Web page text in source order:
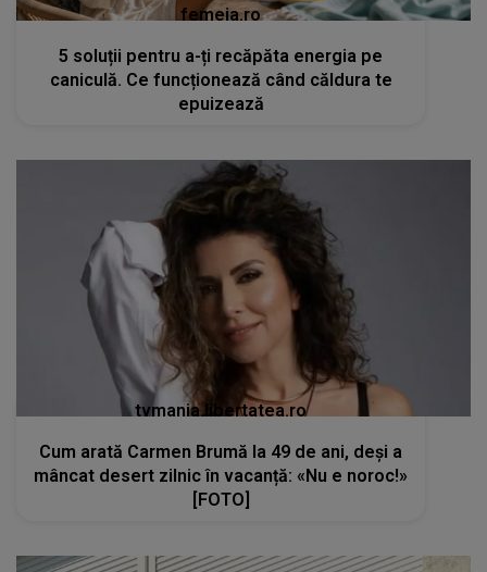
femeia.ro
5 soluții pentru a-ți recăpăta energia pe
caniculă. Ce funcționează când căldura te
epuizează
tvmania.libertatea.ro
Cum arată Carmen Brumă la 49 de ani, deși a
mâncat desert zilnic în vacanță: «Nu e noroc!»
[FOTO]